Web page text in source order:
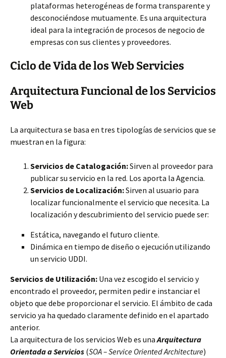
plataformas heterogéneas de forma transparente y
desconociéndose mutuamente. Es una arquitectura
ideal para la integración de procesos de negocio de
empresas con sus clientes y proveedores.
Ciclo de Vida de los Web Servicies
Arquitectura Funcional de los Servicios
Web
La arquitectura se basa en tres tipologías de servicios que se
muestran en la figura:
Servicios de Catalogación:Sirven al proveedor para
publicar su servicio en la red. Los aporta la Agencia.
Servicios de Localización:Sirven al usuario para
localizar funcionalmente el servicio que necesita. La
localización y descubrimiento del servicio puede ser:
Estática, navegando el futuro cliente.
Dinámica en tiempo de diseño o ejecución utilizando
un servicio UDDI.
Servicios de Utilización: Una vez escogido el servicio y
encontrado el proveedor, permiten pedir e instanciar el
objeto que debe proporcionar el servicio. El ámbito de cada
servicio ya ha quedado claramente definido en el apartado
anterior.
La arquitectura de los servicios Web es unaArquitectura
Orientada a Servicios (SOA – Service Oriented Architecture)